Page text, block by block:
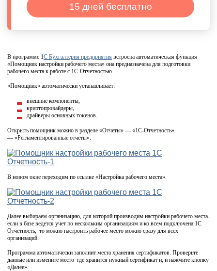
15 дней бесплатно
В программе 1С Бухгалтерия предприятия встроена автоматическая функция
«Помощник настройки рабочего места» она предназначена для подготовки
рабочего места к работе с 1С-Отчетностью.
«Помощник» автоматически устанавливает:
внешние компоненты,
криптопровайдеры,
драйверы основных токенов.
Открыть помощник можно в разделе «Отчеты» — «1С-Отчетность»
— «Регламентированные отчеты».
В новом окне переходим по ссылке «Настройка рабочего места».
Далее выбираем организацию, для которой производим настройки рабочего места.
если в базе ведется учет по нескольким организациям и ко всем подключена 1С
Отчетность, то можно настроить рабочее место можно сразу для всех
организаций.
Программа автоматически заполнит места хранения сертификатов. Проверьте
данные или измените место где хранится нужный сертификат и, и нажмите кнопку
«Далее».